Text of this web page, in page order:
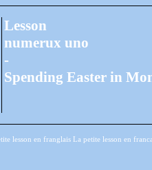
Lesson
numerux uno
-
Spending Easter in
lesson en franglais La petite lesson en